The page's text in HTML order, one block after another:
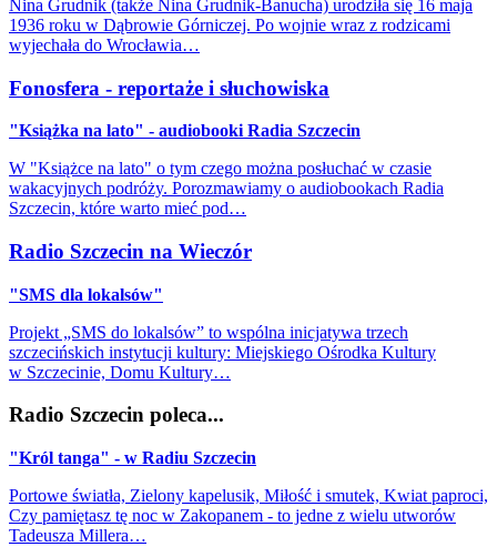
Nina Grudnik (także Nina Grudnik-Banucha) urodziła się 16 maja
1936 roku w Dąbrowie Górniczej. Po wojnie wraz z rodzicami
wyjechała do Wrocławia…
Fonosfera - reportaże i słuchowiska
"Książka na lato" - audiobooki Radia Szczecin
W "Książce na lato" o tym czego można posłuchać w czasie
wakacyjnych podróży. Porozmawiamy o audiobookach Radia
Szczecin, które warto mieć pod…
Radio Szczecin na Wieczór
"SMS dla lokalsów"
Projekt „SMS do lokalsów” to wspólna inicjatywa trzech
szczecińskich instytucji kultury: Miejskiego Ośrodka Kultury
w Szczecinie, Domu Kultury…
Radio Szczecin poleca...
"Król tanga" - w Radiu Szczecin
Portowe światła, Zielony kapelusik, Miłość i smutek, Kwiat paproci,
Czy pamiętasz tę noc w Zakopanem - to jedne z wielu utworów
Tadeusza Millera…